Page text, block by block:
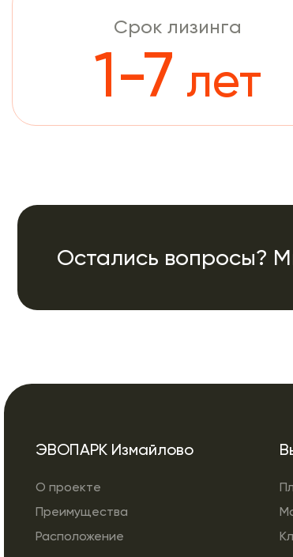
Срок лизинга
1-7 лет
Остались вопросы?
ЭВОПАРК Измайлово
О проекте
Преимущества
Расположение